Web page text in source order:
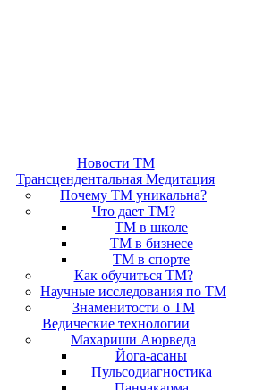
Новости ТМ
Трансцендентальная Медитация
Почему ТМ уникальна?
Что дает ТМ?
ТМ в школе
ТМ в бизнесе
ТМ в спорте
Как обучиться ТМ?
Научные исследования по ТМ
Знаменитости о ТМ
Ведические технологии
Махариши Аюрведа
Йога-асаны
Пульсодиагностика